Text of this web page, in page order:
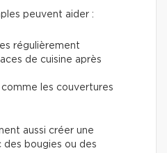
peuvent aider :
régulièrement
de cuisine après
les couvertures
aussi créer une
bougies ou des